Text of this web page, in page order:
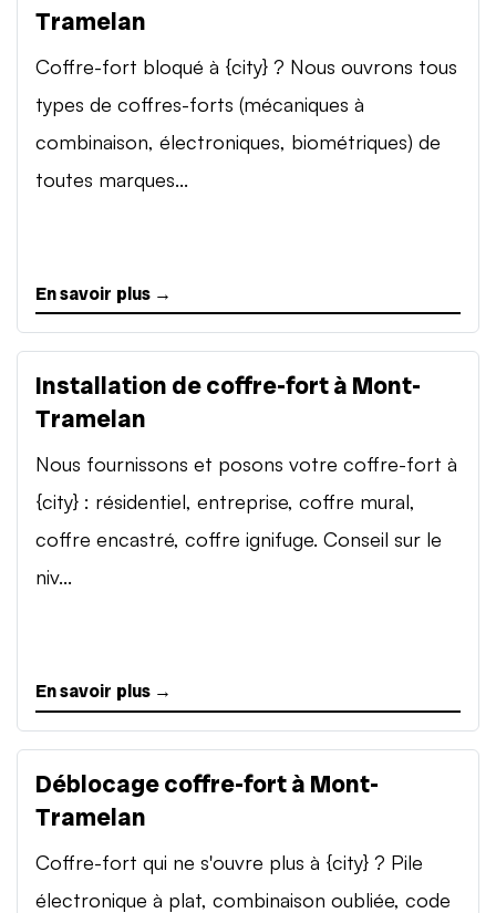
Tramelan
Coffre-fort bloqué à {city} ? Nous ouvrons tous
types de coffres-forts (mécaniques à
combinaison, électroniques, biométriques) de
toutes marques...
En savoir plus →
Installation de coffre-fort à Mont-
Tramelan
Nous fournissons et posons votre coffre-fort à
{city} : résidentiel, entreprise, coffre mural,
coffre encastré, coffre ignifuge. Conseil sur le
niv...
En savoir plus →
Déblocage coffre-fort à Mont-
Tramelan
Coffre-fort qui ne s'ouvre plus à {city} ? Pile
électronique à plat, combinaison oubliée, code